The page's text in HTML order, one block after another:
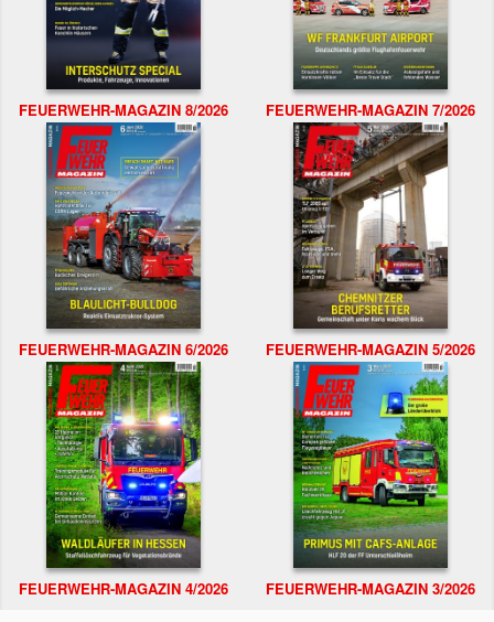
FEUERWEHR-MAGAZIN 8/2026 FEUERWEHR-MAGAZIN 7/2026
FEUERWEHR-MAGAZIN 6/2026 FEUERWEHR-MAGAZIN 5/2026
FEUERWEHR-MAGAZIN 4/2026 FEUERWEHR-MAGAZIN 3/2026